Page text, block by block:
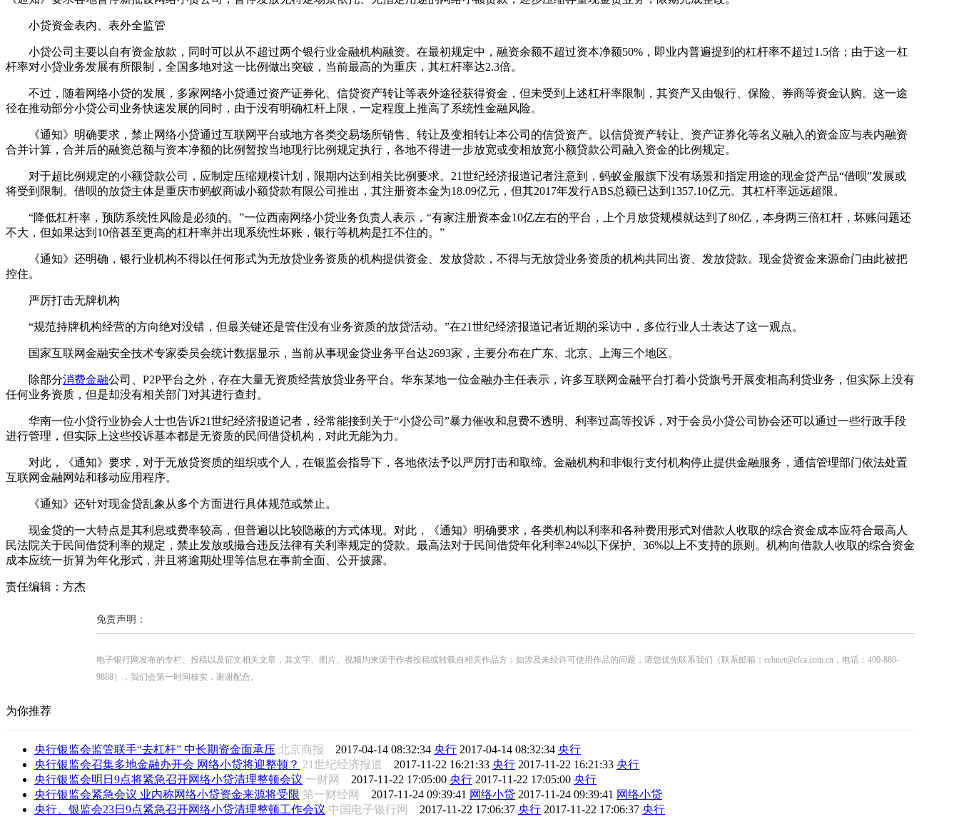
小贷资金表内、表外全监管
小贷公司主要以自有资金放款，同时可以从不超过两个银行业金融机构融资。在最初规定中，融资余额不超过资本净额50%，即业内普遍提到的杠杆率不超过1.5倍；由于这一杠
杆率对小贷业务发展有所限制，全国多地对这一比例做出突破，当前最高的为重庆，其杠杆率达2.3倍。
不过，随着网络小贷的发展，多家网络小贷通过资产证券化、信贷资产转让等表外途径获得资金，但未受到上述杠杆率限制，其资产又由银行、保险、券商等资金认购。这一途
径在推动部分小贷公司业务快速发展的同时，由于没有明确杠杆上限，一定程度上推高了系统性金融风险。
《通知》明确要求，禁止网络小贷通过互联网平台或地方各类交易场所销售、转让及变相转让本公司的信贷资产。以信贷资产转让、资产证券化等名义融入的资金应与表内融资
合并计算，合并后的融资总额与资本净额的比例暂按当地现行比例规定执行，各地不得进一步放宽或变相放宽小额贷款公司融入资金的比例规定。
对于超比例规定的小额贷款公司，应制定压缩规模计划，限期内达到相关比例要求。21世纪经济报道记者注意到，蚂蚁金服旗下没有场景和指定用途的现金贷产品“借呗”发展或
将受到限制。借呗的放贷主体是重庆市蚂蚁商诚小额贷款有限公司推出，其注册资本金为18.09亿元，但其2017年发行ABS总额已达到1357.10亿元。其杠杆率远远超限。
“降低杠杆率，预防系统性风险是必须的。”一位西南网络小贷业务负责人表示，“有家注册资本金10亿左右的平台，上个月放贷规模就达到了80亿，本身两三倍杠杆，坏账问题还
不大，但如果达到10倍甚至更高的杠杆率并出现系统性坏账，银行等机构是扛不住的。”
《通知》还明确，银行业机构不得以任何形式为无放贷业务资质的机构提供资金、发放贷款，不得与无放贷业务资质的机构共同出资、发放贷款。现金贷资金来源命门由此被把
控住。
严厉打击无牌机构
“规范持牌机构经营的方向绝对没错，但最关键还是管住没有业务资质的放贷活动。”在21世纪经济报道记者近期的采访中，多位行业人士表达了这一观点。
国家互联网金融安全技术专家委员会统计数据显示，当前从事现金贷业务平台达2693家，主要分布在广东、北京、上海三个地区。
除部分消费金融公司、P2P平台之外，存在大量无资质经营放贷业务平台。华东某地一位金融办主任表示，许多互联网金融平台打着小贷旗号开展变相高利贷业务，但实际上没有
任何业务资质，但是却没有相关部门对其进行查封。
华南一位小贷行业协会人士也告诉21世纪经济报道记者，经常能接到关于“小贷公司”暴力催收和息费不透明、利率过高等投诉，对于会员小贷公司协会还可以通过一些行政手段
进行管理，但实际上这些投诉基本都是无资质的民间借贷机构，对此无能为力。
对此，《通知》要求，对于无放贷资质的组织或个人，在银监会指导下，各地依法予以严厉打击和取缔。金融机构和非银行支付机构停止提供金融服务，通信管理部门依法处置
互联网金融网站和移动应用程序。
《通知》还针对现金贷乱象从多个方面进行具体规范或禁止。
现金贷的一大特点是其利息或费率较高，但普遍以比较隐蔽的方式体现。对此，《通知》明确要求，各类机构以利率和各种费用形式对借款人收取的综合资金成本应符合最高人
民法院关于民间借贷利率的规定，禁止发放或撮合违反法律有关利率规定的贷款。最高法对于民间借贷年化利率24%以下保护、36%以上不支持的原则。机构向借款人收取的综合资金
成本应统一折算为年化形式，并且将逾期处理等信息在事前全面、公开披露。
责任编辑：方杰
免责声明：
电子银行网发布的专栏、投稿以及征文相关文章，其文字、图片、视频均来源于作者投稿或转载自相关作品方；如涉及未经许可使用作品的问题，请您优先联系我们（联系邮箱：cebnet@cfca.com.cn，电话：400-880-
9888），我们会第一时间核实，谢谢配合。
为你推荐
央行银监会监管联手“去杠杆” 中长期资金面承压 北京商报 2017-04-14 08:32:34 央行 2017-04-14 08:32:34 央行
央行银监会召集多地金融办开会 网络小贷将迎整顿？ 21世纪经济报道 2017-11-22 16:21:33 央行 2017-11-22 16:21:33 央行
央行银监会明日9点将紧急召开网络小贷清理整顿会议 一财网 2017-11-22 17:05:00 央行 2017-11-22 17:05:00 央行
央行银监会紧急会议 业内称网络小贷资金来源将受限 第一财经网 2017-11-24 09:39:41 网络小贷 2017-11-24 09:39:41 网络小贷
央行、银监会23日9点紧急召开网络小贷清理整顿工作会议 中国电子银行网 2017-11-22 17:06:37 央行 2017-11-22 17:06:37 央行